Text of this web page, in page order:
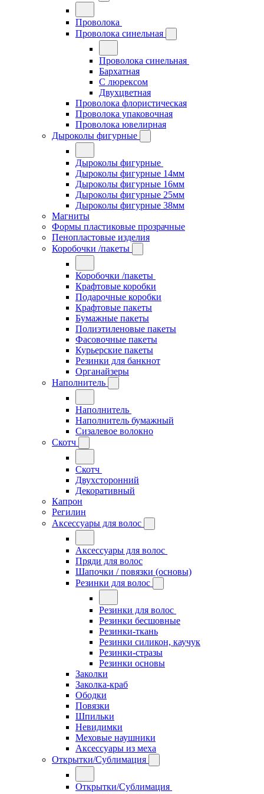
Проволока
Проволока синельная
Проволока синельная
Бархатная
С люрексом
Двухцветная
Проволока флористическая
Проволока упаковочная
Проволока ювелирная
Дыроколы фигурные
Дыроколы фигурные
Дыроколы фигурные 14мм
Дыроколы фигурные 16мм
Дыроколы фигурные 25мм
Дыроколы фигурные 38мм
Магниты
Формы пластиковые прозрачные
Пенопластовые изделия
Коробочки /пакеты
Коробочки /пакеты
Крафтовые коробки
Подарочные коробки
Крафтовые пакеты
Бумажные пакеты
Полиэтиленовые пакеты
Фасовочные пакеты
Курьерские пакеты
Резинки для банкнот
Органайзеры
Наполнитель
Наполнитель
Наполнитель бумажный
Сизалевое волокно
Скотч
Скотч
Двухсторонний
Декоративный
Капрон
Регилин
Аксессуары для волос
Аксессуары для волос
Пряди для волос
Шапочки / повязки (основы)
Резинки для волос
Резинки для волос
Резинки бесшовные
Резинки-ткань
Резинки силикон, каучук
Резинки-стразы
Резинки основы
Заколки
Заколка-краб
Ободки
Повязки
Шпильки
Невидимки
Меховые наушники
Аксессуары из меха
Открытки/Сублимация
Открытки/Сублимация